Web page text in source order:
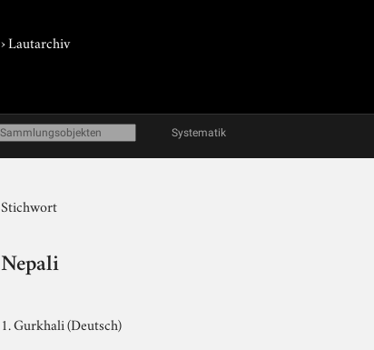
›Lautarchiv
Systematik
Stichwort
Nepali
1. Gurkhali (Deutsch)